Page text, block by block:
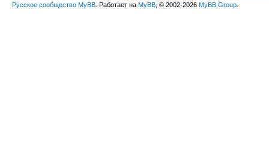
Русское сообщество MyBB . Работает на MyBB , © 2002-2026 MyBB Group